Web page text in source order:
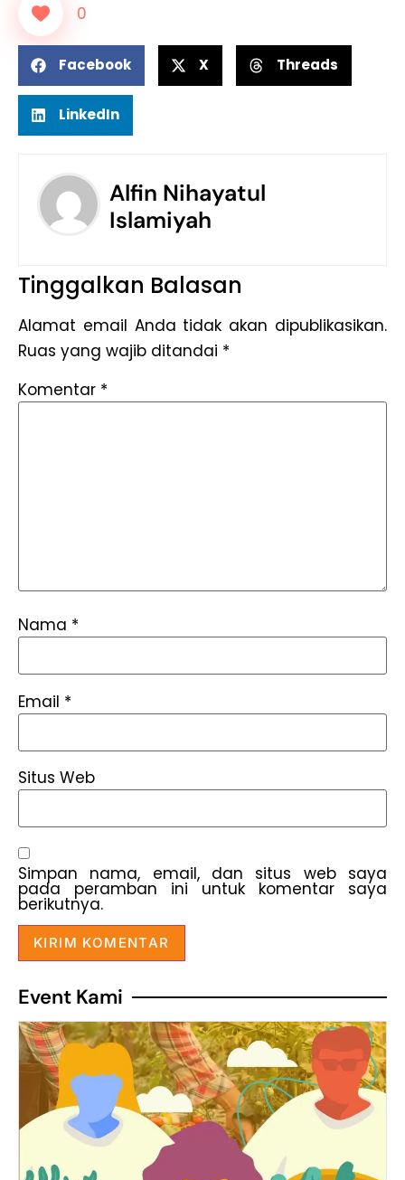
0
Facebook X Threads
LinkedIn
Alfin Nihayatul
Islamiyah
Tinggalkan Balasan
Alamat email Anda tidak akan dipublikasikan.
Ruas yang wajib ditandai *
Komentar *
Nama *
Email *
Situs Web
Simpan nama, email, dan situs web saya
pada peramban ini untuk komentar saya
berikutnya.
Event Kami